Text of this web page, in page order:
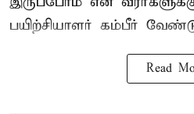
பயிற்சியாளர் கம்பீர்
Read